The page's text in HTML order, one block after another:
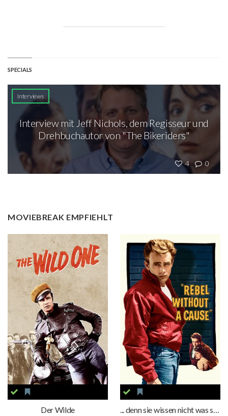
SPECIALS
Interviews
4 0
Interview mit Jeff Nichols, dem Regisseur und
Drehbuchautor von "The Bikeriders"
MOVIEBREAK EMPFIEHLT
Der Wilde ... denn sie wissen nicht was sie tun